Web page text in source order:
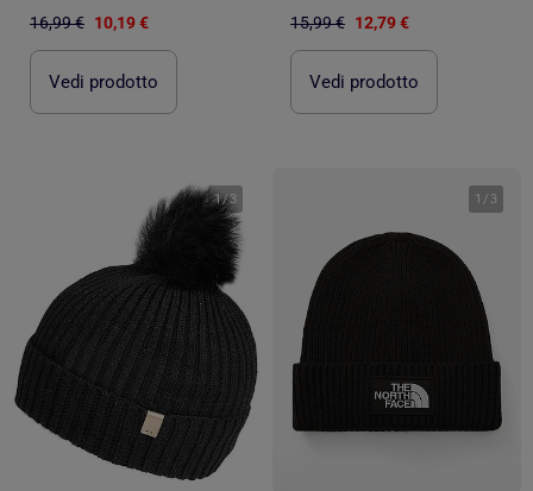
16,99 € 10,19 €
Vedi prodotto
15,99 € 12,79 €
Vedi prodotto
1/3 1 / 3